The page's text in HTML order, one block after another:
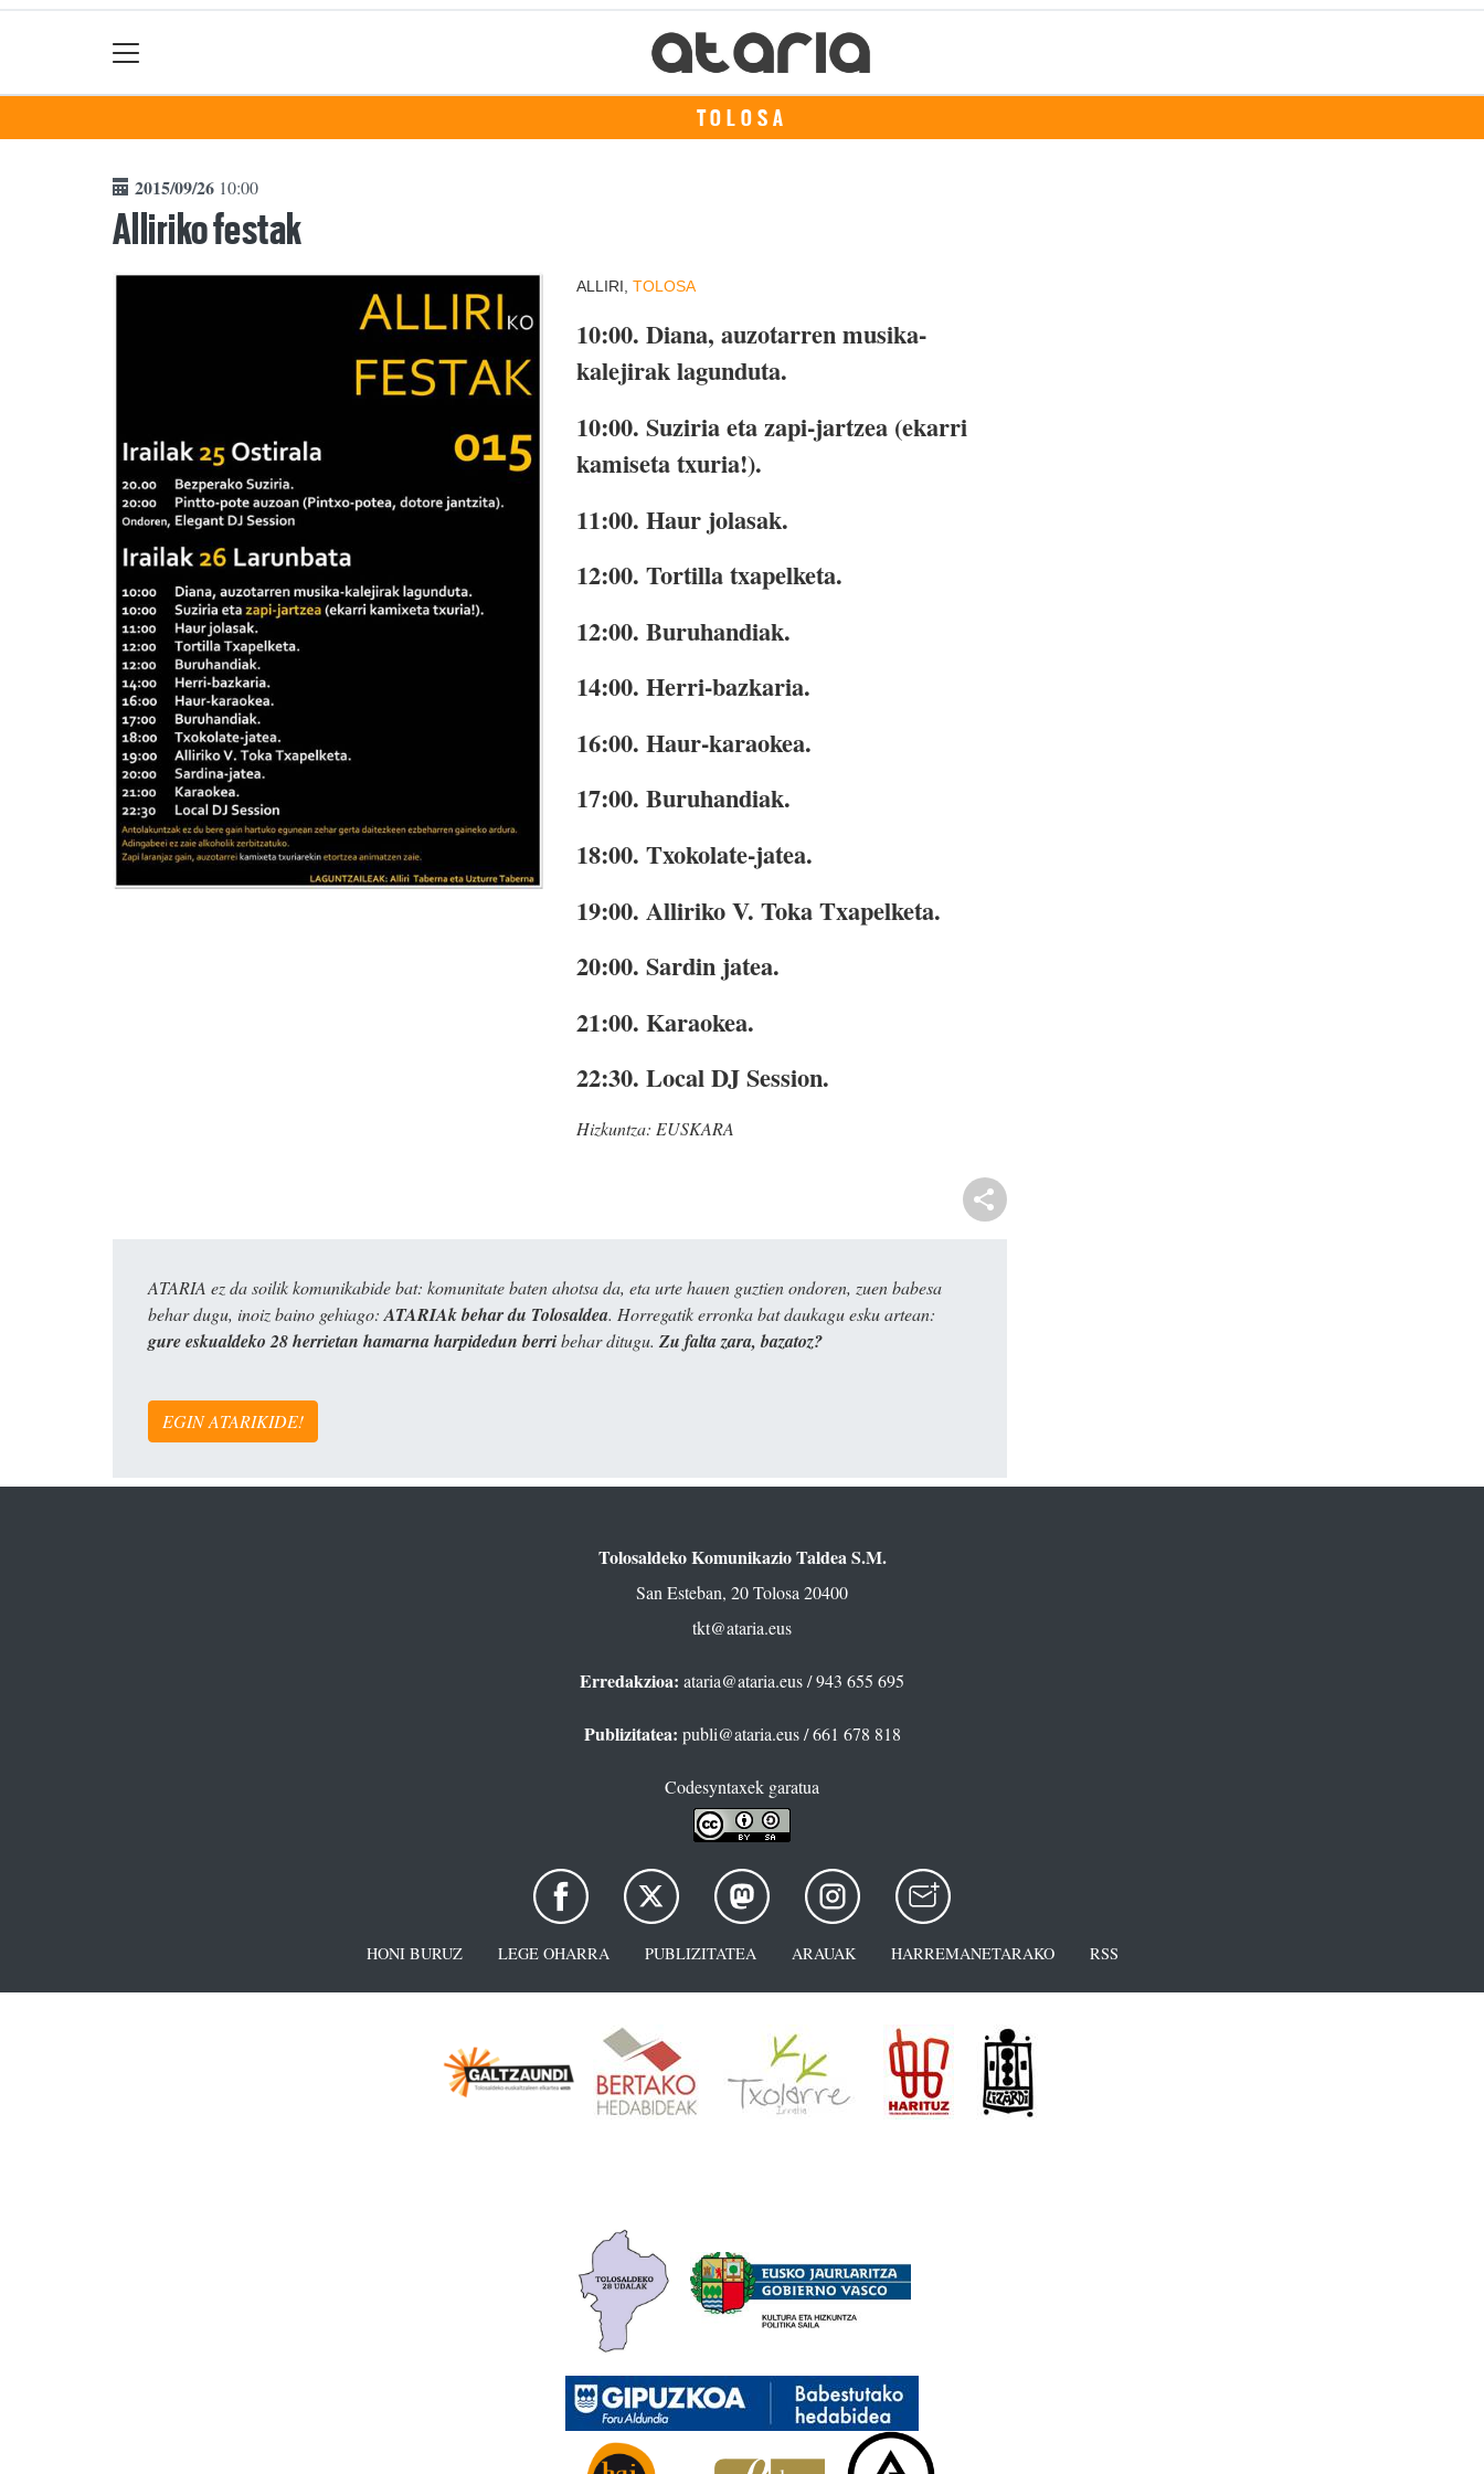
TOLOSA
2015/09/26 10:00
Alliriko festak
ALLIRI, TOLOSA
10:00. Diana, auzotarren musika-
kalejirak lagunduta.
10:00. Suziria eta zapi-jartzea (ekarri
kamiseta txuria!).
11:00. Haur jolasak.
12:00. Tortilla txapelketa.
12:00. Buruhandiak.
14:00. Herri-bazkaria.
16:00. Haur-karaokea.
17:00. Buruhandiak.
18:00. Txokolate-jatea.
19:00. Alliriko V. Toka Txapelketa.
20:00. Sardin jatea.
21:00. Karaokea.
22:30. Local DJ Session.
Hizkuntza: EUSKARA
ATARIA ez da soilik komunikabide bat: komunitate baten ahotsa da, eta urte hauen guztien ondoren, zuen babesa
behar dugu, inoiz baino gehiago: ATARIAk behar du Tolosaldea. Horregatik erronka bat daukagu esku artean:
gure eskualdeko 28 herrietan hamarna harpidedun berribehar ditugu. Zu falta zara, bazatoz?
EGIN ATARIKIDE!
Tolosaldeko Komunikazio Taldea S.M.
San Esteban, 20 Tolosa 20400
tkt@ataria.eus
Erredakzioa: ataria@ataria.eus/ 943 655 695
Publizitatea: publi@ataria.eus/ 661 678 818
Codesyntaxek garatua
HONI BURUZ LEGE OHARRA PUBLIZITATEA ARAUAK HARREMANETARAKO RSS